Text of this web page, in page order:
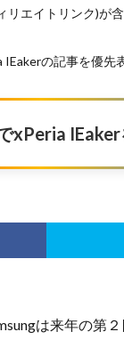
リエイトリンク)が
の記事を優先
xPeria
は来年の第